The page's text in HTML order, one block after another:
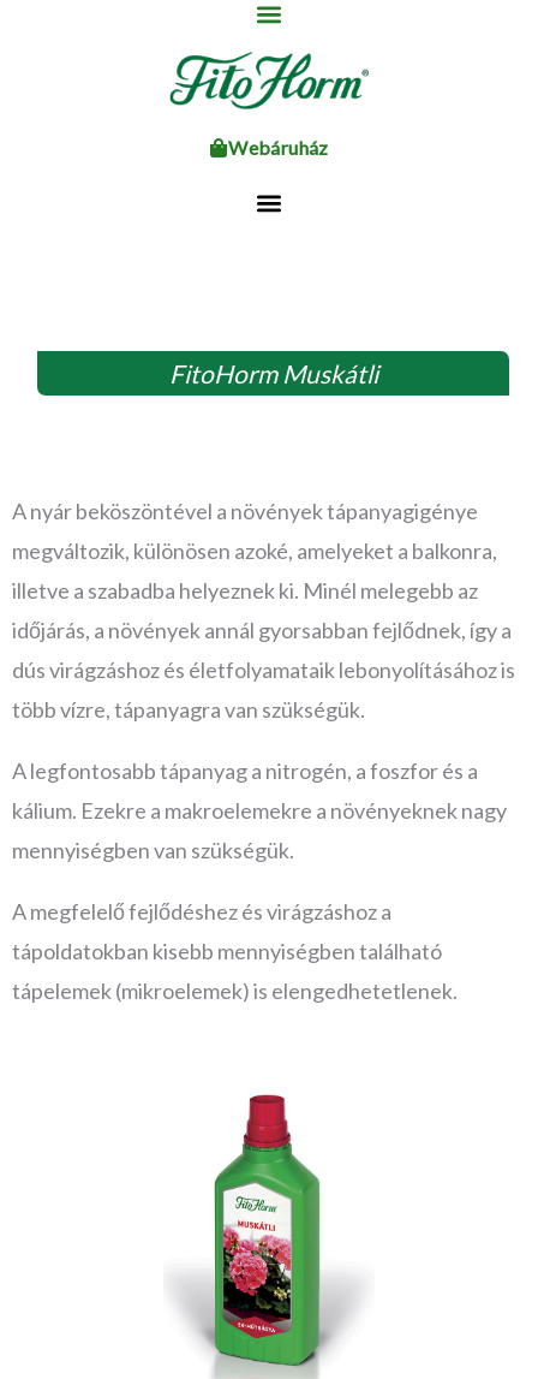
Webáruház
FitoHorm Muskátli
A nyár beköszöntével a növények tápanyagigénye
megváltozik, különösen azoké, amelyeket a balkonra,
illetve a szabadba helyeznek ki. Minél melegebb az
időjárás, a növények annál gyorsabban fejlődnek, így a
dús virágzáshoz és életfolyamataik lebonyolításához is
több vízre, tápanyagra van szükségük.
A legfontosabb tápanyag a nitrogén, a foszfor és a
kálium. Ezekre a makroelemekre a növényeknek nagy
mennyiségben van szükségük.
A megfelelő fejlődéshez és virágzáshoz a
tápoldatokban kisebb mennyiségben található
tápelemek (mikroelemek) is elengedhetetlenek.